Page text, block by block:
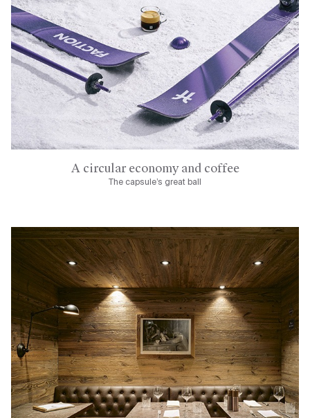
A circular economy and coffee
The capsule’s great ball